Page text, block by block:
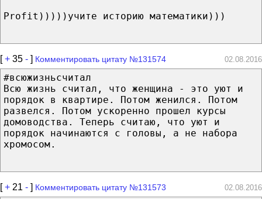
Profit)))))учите историю математики)))
[+ 35 - ] Комментировать цитату №131574 02.08.2016
#всюжизньсчитал
Всю жизнь считал, что женщина - это уют и
порядок в квартире. Потом женился. Потом
развелся. Потом ускоренно прошел курсы
домоводства. Теперь считаю, что уют и
порядок начинаются с головы, а не набора
хромосом.
[+ 21 - ] Комментировать цитату №131573 02.08.2016